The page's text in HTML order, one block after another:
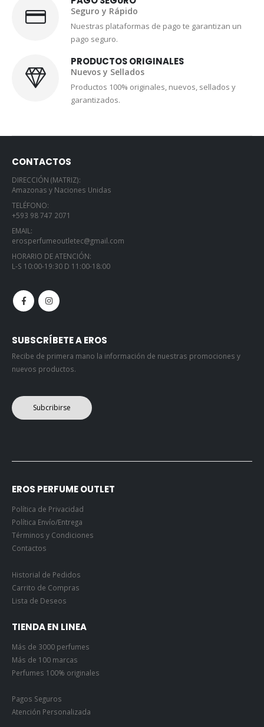
PAGO SEGURO
Seguro y Rápido
Nuestras plataformas de pago te garantizan un
pago seguro.
PRODUCTOS ORIGINALES
Nuevos y Sellados
Productos 100% originales, nuevos, sellados y
garantizados.
CONTACTOS
DIRECCIÓN (MATRIZ):
Amazonas y Naciones Unidas
TELÉFONO:
EMAIL:
erosperfumeoutletec@gmail.com
HORARIO DE ATENCIÓN:
SUBSCRÍBETE A EROS
Recibe de primera mano la información de nuestras promociones y
nuevos productos.
EROS PERFUME OUTLET
Política Envío/Entrega
Términos y Condiciones
Carrito de Compras
TIENDA EN LINEA
Más de 3000 perfumes
Perfumes 100% originales
Pagos Seguros